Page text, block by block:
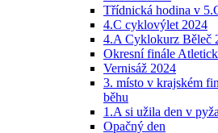
Třídnická hodina v
4.C cyklovýlet 2024
4.A Cyklokurz Běleč
Okresní finále
Vernisáž 2024
3. místo v krajském
běhu
1.A si užila den v
Opačný den